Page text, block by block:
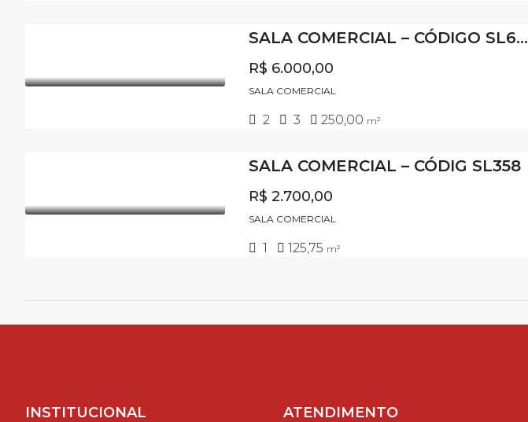
SALA COMERCIAL – CÓDIGO SL665
R$ 6.000,00
SALA COMERCIAL
2 3 250,00 m²
SALA COMERCIAL – CÓDIG SL358
R$ 2.700,00
SALA COMERCIAL
1 125,75 m²
INSTITUCIONAL ATENDIMENTO